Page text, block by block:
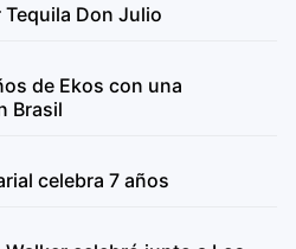
Don Julio
de Ekos con una
Brasil
celebra 7 años